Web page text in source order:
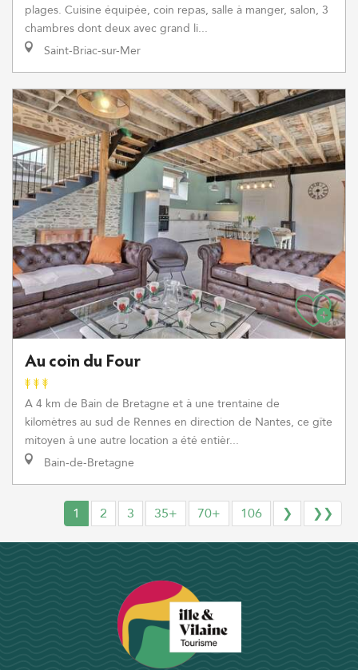
plages. Cuisine équipée, coin repas, salle à manger, salon, 3
chambres dont deux avec grand li...
Saint-Briac-sur-Mer
Au coin du Four
A 4 km de Bain de Bretagne et à une trentaine de
kilomètres au sud de Rennes en direction de Nantes, ce gîte
mitoyen à une autre location a été entièr...
Bain-de-Bretagne
1 2 3 35+ 70+ 106 ❯ ❯❯